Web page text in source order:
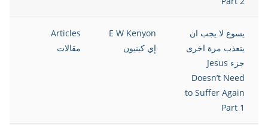
يسوع لا يجب ان
يتعذب مرة اخرى
جزء Jesus
Doesn’t Need
to Suffer Again
Part 1
E W Kenyon
إي كينيون
Articles
مقالات